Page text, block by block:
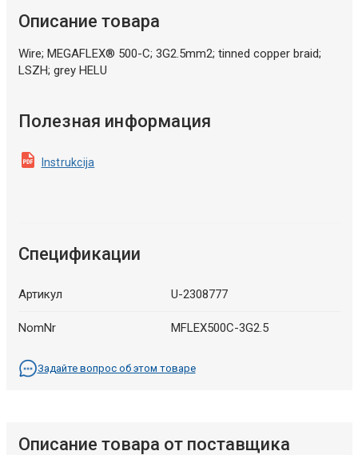
Описание товара
Wire; MEGAFLEX® 500-C; 3G2.5mm2; tinned copper braid;
LSZH; grey HELU
Полезная информация
Instrukcija
Спецификации
Артикул U-2308777
NomNr MFLEX500C-3G2.5
Задайте вопрос об этом товаре
Описание товара от поставщика